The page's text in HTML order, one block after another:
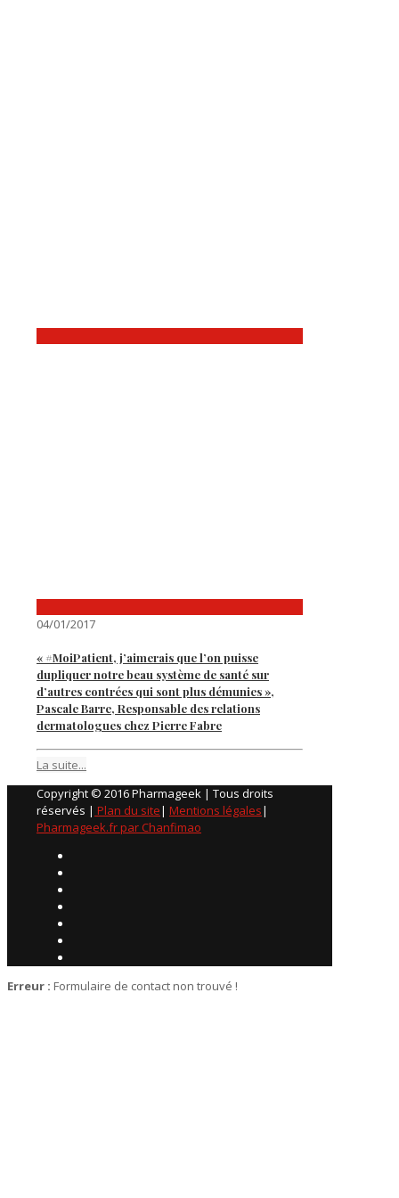
04/01/2017
« #MoiPatient, j’aimerais que l’on puisse
dupliquer notre beau système de santé sur
d’autres contrées qui sont plus démunies »,
Pascale Barre, Responsable des relations
dermatologues chez Pierre Fabre
La suite...
Copyright © 2016 Pharmageek | Tous droits
réservés | Plan du site| Mentions légales|
Pharmageek.fr par Chanfimao
Erreur : Formulaire de contact non trouvé !